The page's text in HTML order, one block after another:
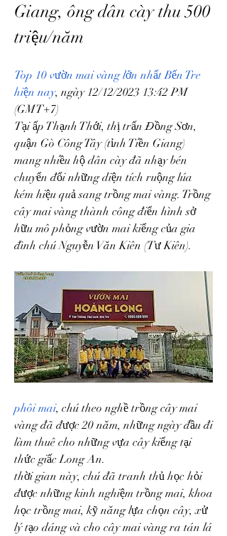
Giang, ông dân cày thu 500
triệu/năm
Top 10 vườn mai vàng lớn nhất Bến Tre
hiện nay, ngày 12/12/2023 13:42 PM
(GMT+7)
Tại ấp Thạnh Thới, thị trấn Đồng Sơn,
quận Gò Công Tây (tỉnh Tiền Giang)
mang nhiều hộ dân cày đã nhạy bén
chuyển đổi những diện tích ruộng lúa
kém hiệu quả sang trồng mai vàng. Trồng
cây mai vàng thành công điển hình sở
hữu mô phỏng vườn mai kiểng của gia
đình chú Nguyễn Văn Kiên (Tư Kiên).
phôi mai, chú theo nghề trồng cây mai
vàng đã được 20 năm, những ngày đầu đi
làm thuê cho những vựa cây kiểng tại
thức giấc Long An.
thời gian này, chú đã tranh thủ học hỏi
được những kinh nghiệm trồng mai, khoa
học trồng mai, kỹ năng lựa chọn cây, xử
lý tạo dáng và cho cây mai vàng ra tán lá